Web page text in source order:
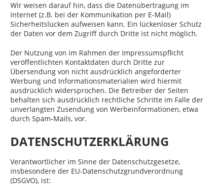
Wir weisen darauf hin, dass die Datenübertragung im
Internet (z.B. bei der Kommunikation per E-Mail)
Sicherheitslücken aufweisen kann. Ein lückenloser Schutz
der Daten vor dem Zugriff durch Dritte ist nicht möglich.
Der Nutzung von im Rahmen der Impressumspflicht
veröffentlichten Kontaktdaten durch Dritte zur
Übersendung von nicht ausdrücklich angeforderter
Werbung und Informationsmaterialien wird hiermit
ausdrücklich widersprochen. Die Betreiber der Seiten
behalten sich ausdrücklich rechtliche Schritte im Falle der
unverlangten Zusendung von Werbeinformationen, etwa
durch Spam-Mails, vor.
DATENSCHUTZERKLÄRUNG
Verantwortlicher im Sinne der Datenschutzgesetze,
insbesondere der EU-Datenschutzgrundverordnung
(DSGVO), ist: